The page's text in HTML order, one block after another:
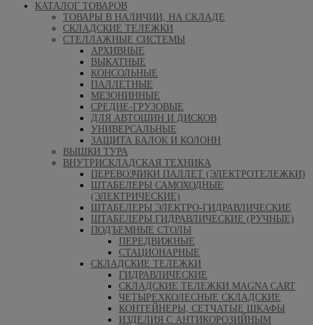
КАТАЛОГ ТОВАРОВ
ТОВАРЫ В НАЛИЧИИ, НА СКЛАДЕ
СКЛАДСКИЕ ТЕЛЕЖКИ
СТЕЛЛАЖНЫЕ СИСТЕМЫ
АРХИВНЫЕ
ВЫКАТНЫЕ
КОНСОЛЬНЫЕ
ПАЛЛЕТНЫЕ
МЕЗОНИННЫЕ
СРЕДНЕ-ГРУЗОВЫЕ
ДЛЯ АВТОШИН И ДИСКОВ
УНИВЕРСАЛЬНЫЕ
ЗАЩИТА БАЛОК И КОЛОНН
ВЫШКИ ТУРА
ВНУТРИСКЛАДСКАЯ ТЕХНИКА
ПЕРЕВОЗЧИКИ ПАЛЛЕТ (ЭЛЕКТРОТЕЛЕЖКИ)
ШТАБЕЛЕРЫ САМОХОДНЫЕ
(ЭЛЕКТРИЧЕСКИЕ)
ШТАБЕЛЕРЫ ЭЛЕКТРО-ГИДРАВЛИЧЕСКИЕ
ШТАБЕЛЕРЫ ГИДРАВЛИЧЕСКИЕ (РУЧНЫЕ)
ПОДЪЕМНЫЕ СТОЛЫ
ПЕРЕДВИЖНЫЕ
СТАЦИОНАРНЫЕ
СКЛАДСКИЕ ТЕЛЕЖКИ
ГИДРАВЛИЧЕСКИЕ
СКЛАДСКИЕ ТЕЛЕЖКИ MAGNA CART
ЧЕТЫРЕХКОЛЕСНЫЕ СКЛАДСКИЕ
КОНТЕЙНЕРЫ, СЕТЧАТЫЕ ШКАФЫ
ИЗДЕЛИЯ С АНТИКОРОЗИЙНЫМ